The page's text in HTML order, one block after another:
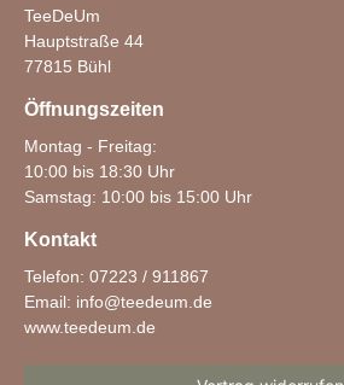
TeeDeUm
Hauptstraße 44
77815 Bühl
Öffnungszeiten
Montag - Freitag:
10:00 bis 18:30 Uhr
Samstag: 10:00 bis 15:00 Uhr
Kontakt
Telefon: 07223 / 911867
Email: info@teedeum.de
www.teedeum.de